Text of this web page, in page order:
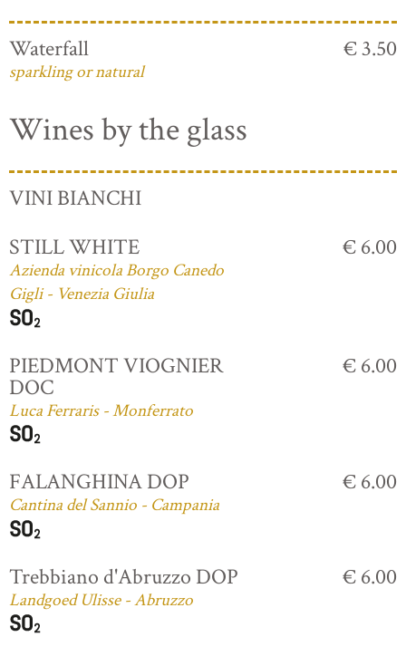
Waterfall
sparkling or natural
€ 3.50
Wines by the glass
VINI BIANCHI
STILL WHITE
Azienda vinicola Borgo Canedo
Gigli - Venezia Giulia
€ 6.00
PIEDMONT VIOGNIER
DOC
Luca Ferraris - Monferrato
€ 6.00
FALANGHINA DOP
Cantina del Sannio - Campania
€ 6.00
Trebbiano d'Abruzzo DOP
Landgoed Ulisse - Abruzzo
€ 6.00